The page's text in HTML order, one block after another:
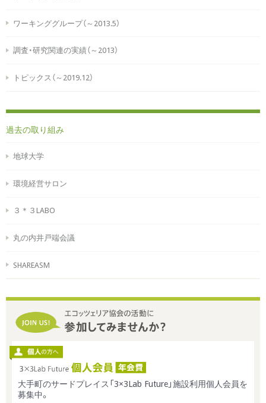
ワーキンググループ（～2013.5）
調査・研究関連の実績（～2013）
トピックス（～2019.12）
過去の取り組み
地球大学
環境経営サロン
３＊３LABO
丸の内井戸端会議
SHAREASM
大手町のサードプレイス「3×3Lab Future」施設利用個人会員を
募集中。